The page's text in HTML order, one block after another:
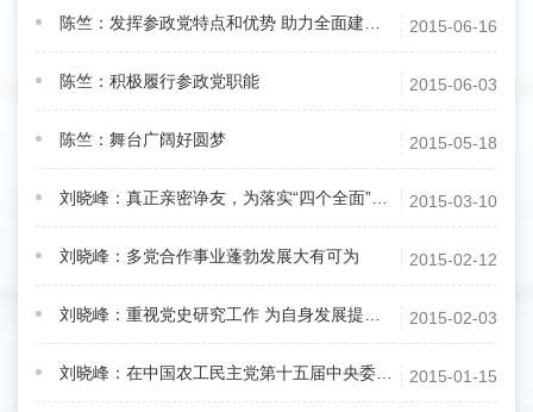
2015-06-16
陈竺：发挥参政党特点和优势 助力全面建成小康社会
2015-06-03
陈竺：积极履行参政党职能
2015-05-18
陈竺：舞台广阔好圆梦
2015-03-10
刘晓峰：真正亲密诤友，为落实“四个全面”总体战略布局贡献智慧和力量
2015-02-12
刘晓峰：多党合作事业蓬勃发展大有可为
2015-02-03
刘晓峰：重视党史研究工作 为自身发展提供有力的基础支撑
2015-01-15
刘晓峰：在中国农工民主党第十五届中央委员会第三次全体会议闭幕会上的讲话